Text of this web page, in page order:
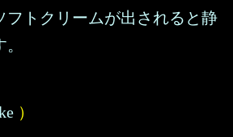
フトクリームが出されると静
）